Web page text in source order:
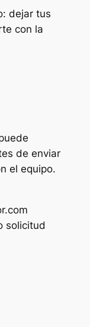
dejar tus
con la
de enviar
el equipo.
solicitud